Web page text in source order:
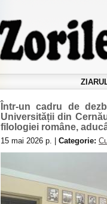
Într-un cadru de
Universității din
filologiei române,
15 mai 2026 р. | Categorie: